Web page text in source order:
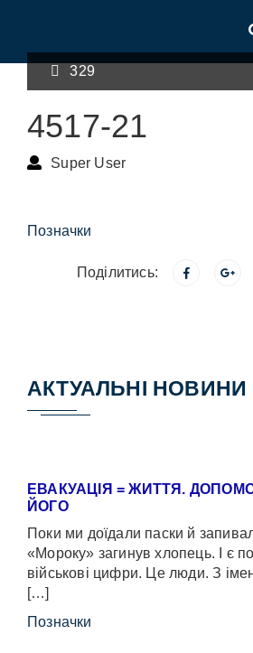
329
4517-21
Super User
Позначки
Поділитись:
АКТУАЛЬНІ НОВИНИ
ЕВАКУАЦІЯ = ЖИТТЯ.
ЙОГО
Поки ми доїдали паски й
«Мороку» загинув хлопець. І є
військові цифри. Це люди. З
[…]
Позначки